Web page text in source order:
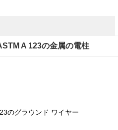
A 123の金属の電柱
のグラウンド ワイヤー